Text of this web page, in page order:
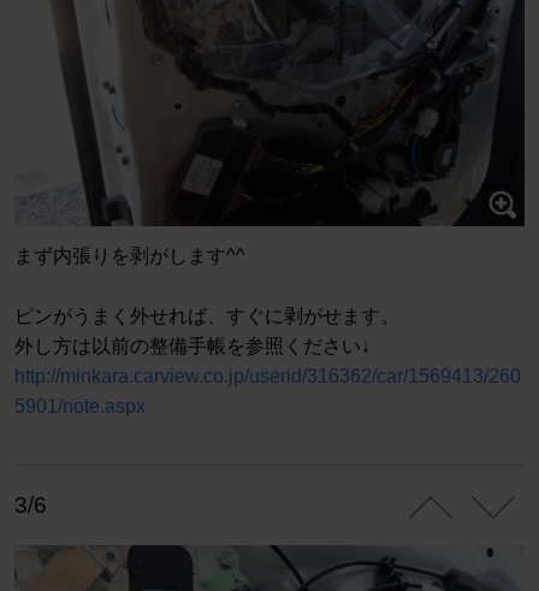
まず内張りを剥がします^^
ピンがうまく外せれば、すぐに剥がせます。
外し方は以前の整備手帳を参照ください↓
http://minkara.carview.co.jp/userid/316362/car/1569413/260
5901/note.aspx
3/6